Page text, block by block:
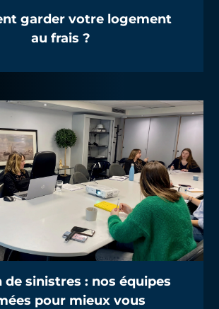
garder votre logement
au frais ?
de sinistres : nos équipes
pour mieux vous